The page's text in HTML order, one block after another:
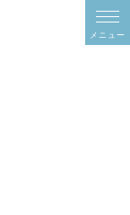
メニュー